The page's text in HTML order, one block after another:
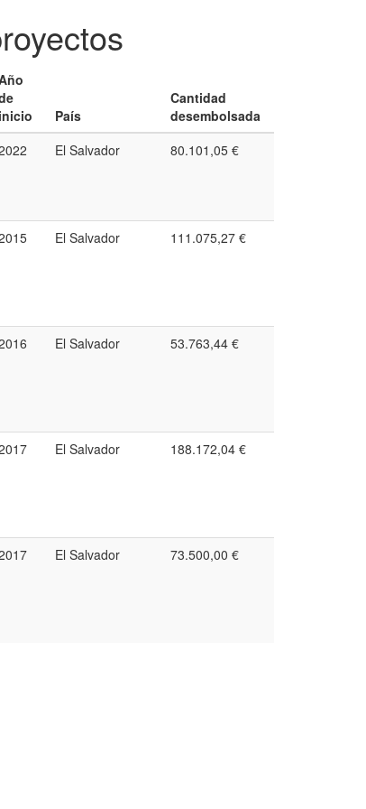
inicio
País
Cantidad
desembolsada
El Salvador 80.101,05 €
El Salvador 111.075,27 €
El Salvador 53.763,44 €
El Salvador 188.172,04 €
El Salvador 73.500,00 €